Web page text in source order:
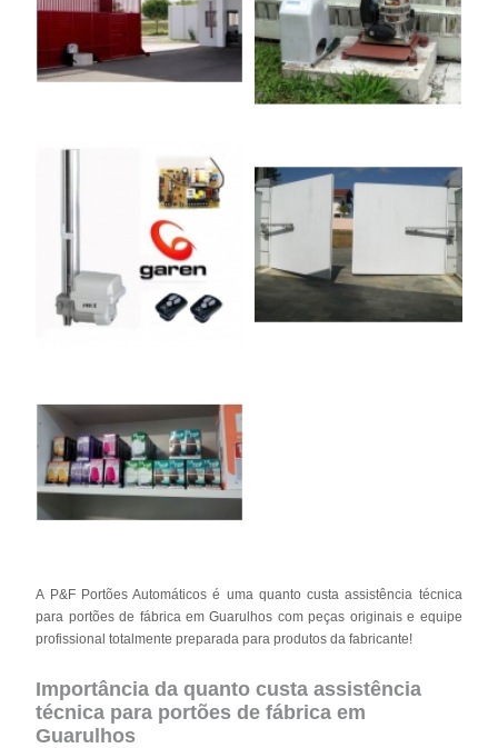
A P&F Portões Automáticos é uma quanto custa assistência técnica
para portões de fábrica em Guarulhos com peças originais e equipe
profissional totalmente preparada para produtos da fabricante!
Importância da quanto custa assistência
técnica para portões de fábrica em
Guarulhos